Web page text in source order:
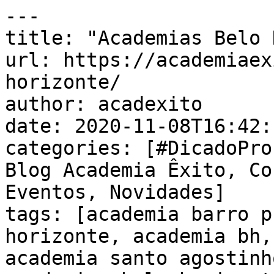
---
title: "Academias Belo
url: https://
horizonte/
author: acadexito
date: 2020-11-
categories:
Blog Academia Êxito,
Eventos, Novidades]
tags: [academia barro
horizonte, academia
academia santo